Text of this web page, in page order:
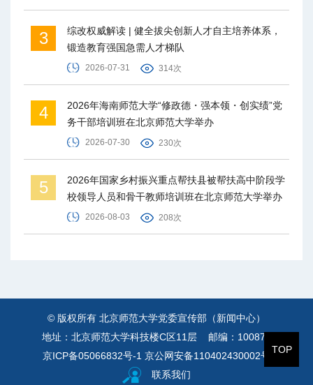
3
综改权威解读 | 健全拔尖创新人才自主培养体系，
锻造教育强国急需人才梯队
2026-07-31 314次
4
2026年海南师范大学“修政德・强本领・创实绩”党
务干部培训班在北京师范大学举办
2026-07-30 230次
5
2026年国家乡村振兴重点帮扶县被帮扶高中阶段学
校领导人员和骨干教师培训班在北京师范大学举办
2026-08-03 208次
TOP
© 版权所有 北京师范大学党委宣传部（新闻中心）
地址：北京师范大学科技楼C区11层 邮编：100875
京ICP备05066832号-1 京公网安备110402430002号
联系我们